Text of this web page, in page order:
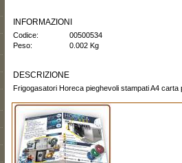
INFORMAZIONI
Codice:
00500534
Peso:
0.002 Kg
DESCRIZIONE
Frigogasatori Horeca pieghevoli stampati A4 carta